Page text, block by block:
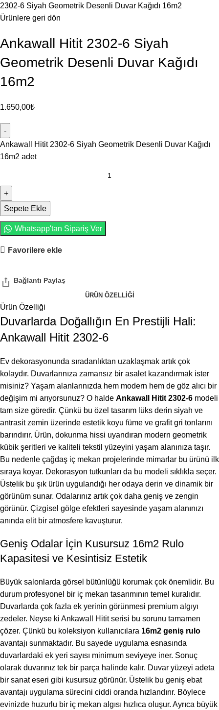
2302-6 Siyah Geometrik Desenli Duvar Kağıdı 16m2
Ürünlere geri dön
Ankawall Hitit 2302-6 Siyah
Geometrik Desenli Duvar Kağıdı
16m2
1.650,00₺
Ankawall Hitit 2302-6 Siyah Geometrik Desenli Duvar Kağıdı
16m2 adet
Sepete Ekle
Whatsapp'tan Sipariş Ver
Favorilere ekle
ÜRÜN ÖZELLIĞI
Ürün Özelliği
Duvarlarda Doğallığın En Prestijli Hali:
Ankawall Hitit 2302-6
Ev dekorasyonunda sıradanlıktan uzaklaşmak artık çok
kolaydır. Duvarlarınıza zamansız bir asalet kazandırmak ister
misiniz? Yaşam alanlarınızda hem modern hem de göz alıcı bir
değişim mi arıyorsunuz? O halde Ankawall Hitit 2302-6 modeli
tam size göredir. Çünkü bu özel tasarım lüks derin siyah ve
antrasit zemin üzerinde estetik koyu füme ve grafit gri tonlarını
barındırır. Ürün, dokunma hissi uyandıran modern geometrik
kübik şeritleri ve kaliteli tekstil yüzeyini yaşam alanınıza taşır.
Bu nedenle çağdaş iç mekan projelerinde mimarlar bu ürünü ilk
sıraya koyar. Dekorasyon tutkunları da bu modeli sıklıkla seçer.
Üstelik bu şık ürün uygulandığı her odaya derin ve dinamik bir
görünüm sunar. Odalarınız artık çok daha geniş ve zengin
görünür. Çizgisel gölge efektleri sayesinde yaşam alanınızı
anında elit bir atmosfere kavuşturur.
Geniş Odalar İçin Kusursuz 16m2 Rulo
Kapasitesi ve Kesintisiz Estetik
Büyük salonlarda görsel bütünlüğü korumak çok önemlidir. Bu
durum profesyonel bir iç mekan tasarımının temel kuralıdır.
Duvarlarda çok fazla ek yerinin görünmesi premium algıyı
zedeler. Neyse ki Ankawall Hitit serisi bu sorunu tamamen
çözer. Çünkü bu koleksiyon kullanıcılara 16m2 geniş rulo
avantajı sunmaktadır. Bu sayede uygulama esnasında
duvarlardaki ek yeri sayısı minimum seviyeye iner. Sonuç
olarak duvarınız tek bir parça halinde kalır. Duvar yüzeyi adeta
bir sanat eseri gibi kusursuz görünür. Üstelik bu geniş ebat
avantajı uygulama sürecini ciddi oranda hızlandırır. Böylece
evinizde huzurlu bir iç mekan algısı hızlıca oluşur. Ayrıca büyük